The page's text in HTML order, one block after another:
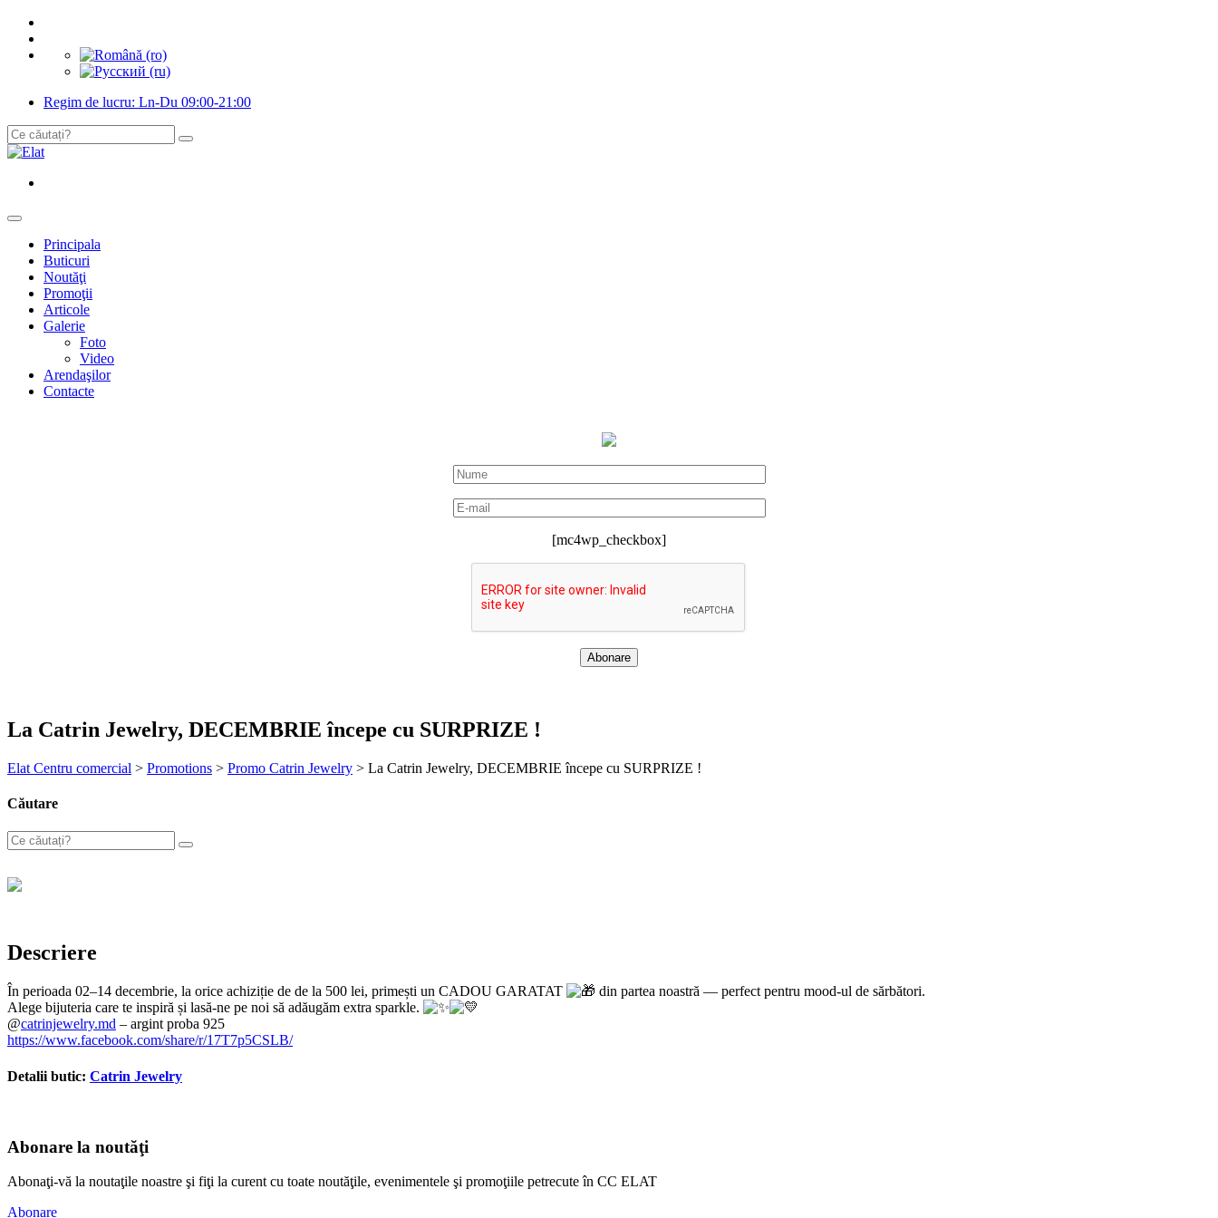
Regim de lucru: Ln-Du 09:00-21:00
Principala
Buticuri
Noutăţi
Promoţii
Articole
Galerie
Foto
Video
Arendaşilor
Contacte
[mc4wp_checkbox]
La Catrin Jewelry, DECEMBRIE începe cu SURPRIZE !
Elat Centru comercial > Promotions > Promo Catrin Jewelry > La Catrin Jewelry, DECEMBRIE începe cu SURPRIZE !
Căutare
Descriere
În perioada 02–14 decembrie, la orice achiziție de de la 500 lei, primești un CADOU GARATAT
din partea noastră — perfect pentru mood-ul de sărbători.
Alege bijuteria care te inspiră și lasă-ne pe noi să adăugăm extra sparkle.
@catrinjewelry.md – argint proba 925
https://www.facebook.com/share/r/17T7p5CSLB/
Detalii butic: Catrin Jewelry
Abonare la noutăţi
Abonaţi-vă la noutaţile noastre şi fiţi la curent cu toate noutăţile, evenimentele şi promoţiile petrecute în CC ELAT
Abonare